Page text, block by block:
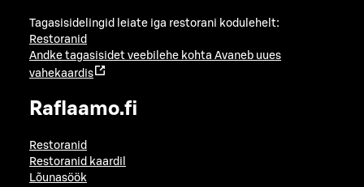
Tagasisidelingid leiate iga restorani kodulehelt:
Restoranid
Andke tagasisidet veebilehe kohta Avaneb uues
vahekaardis
Raflaamo.fi
Restoranid
Restoranid kaardil
Lõunasöök